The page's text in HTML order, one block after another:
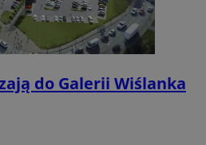
do Galerii Wiślanka